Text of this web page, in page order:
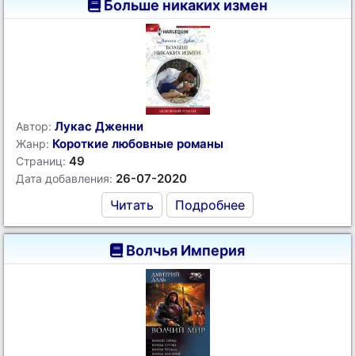
Больше никаких измен
Автор: Лукас Дженни
Жанр: Короткие любовные романы
Страниц: 49
Дата добавления: 26-07-2020
Читать Подробнее
Волчья Империя